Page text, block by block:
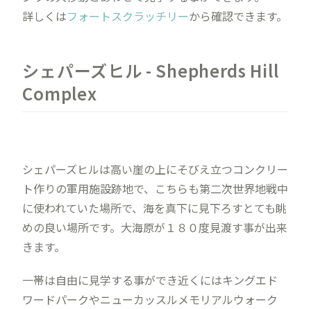
詳しくはフォートスクラッチリーから確認できます。
シェパーズヒル - Shepherds Hill
Complex
シェパーズヒルは高い崖の上にそびえ立つコンクリー
ト作りの軍用施設跡地で、こちらも第二次世界地戦中
に使われていた場所で、海を真下に見下ろすとても眺
めの良い場所です。大海原が１８０度見渡す事が出来
きます。
一帯は自由に見学する事ができ近くにはキングエド
ワードパークやニューカッスルメモリアルウォーク